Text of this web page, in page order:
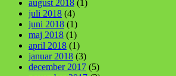
august 2018 (1)
juli 2018 (4)
juni 2018 (1)
maj 2018 (1)
april 2018 (1)
januar 2018 (3)
december 2017 (5)